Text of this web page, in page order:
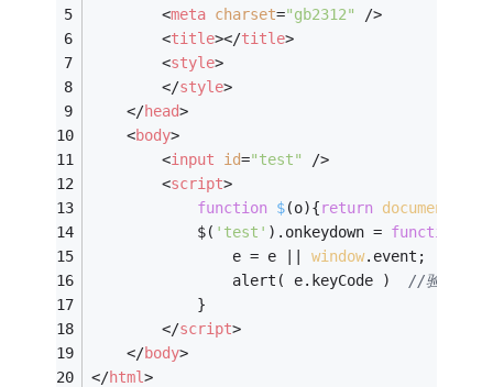
<meta charset="gb2312"
/>
<title></title>
<style>
</style>
</head>
<body>
<input id="test"
/>
<script>
function $(o){return document
			$(
'test' ).onkeydown = function
				e = e ||
window.event;
				alert( e.keyCode )
//验证
			}
</script>
</body>
</html>